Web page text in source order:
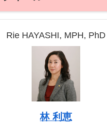
Rie HAYASHI, MPH, PhD
林 利恵